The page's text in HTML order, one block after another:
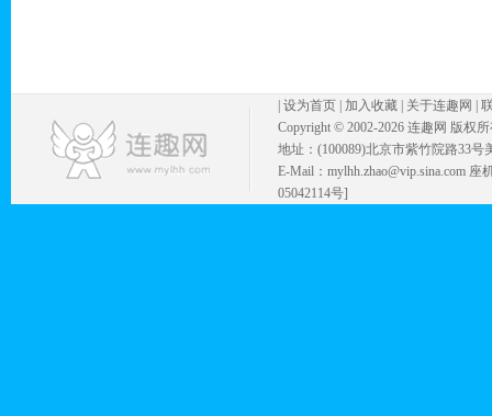
设为首页 加入收藏 关于连趣网
Copyright © 2002-2026 连趣网 版权
地址：(100089)北京市紫竹院路33号
E-Mail：mylhh.zhao@vip.sina.com
05042114号]